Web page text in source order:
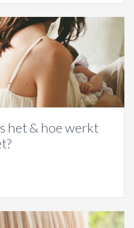
het & hoe werkt